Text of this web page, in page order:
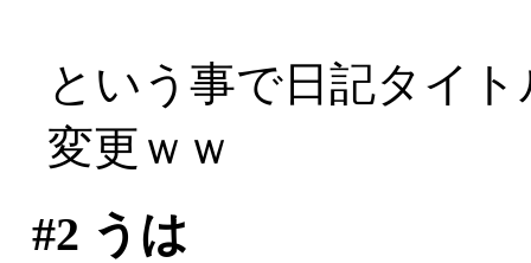
という事で日記タイ
変更ｗｗ
#2 うは